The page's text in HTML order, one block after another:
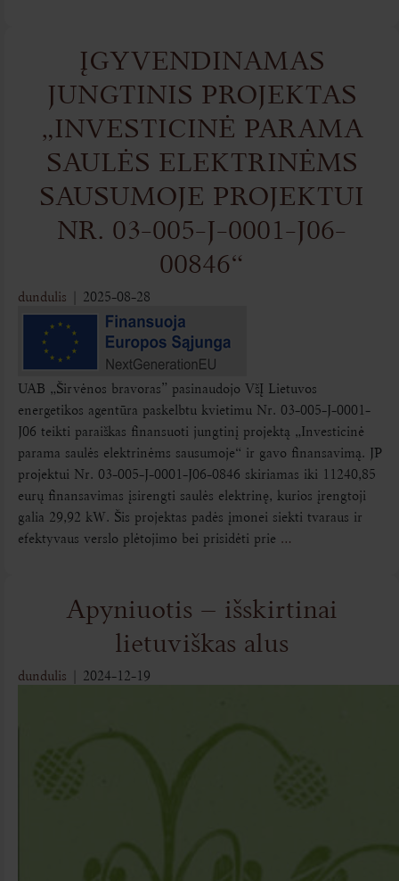
ĮGYVENDINAMAS
JUNGTINIS PROJEKTAS
„INVESTICINĖ PARAMA
SAULĖS ELEKTRINĖMS
SAUSUMOJE PROJEKTUI
NR. 03-005-J-0001-J06-
00846“
dundulis 2025-08-28
UAB „Širvėnos bravoras” pasinaudojo VšĮ Lietuvos
energetikos agentūra paskelbtu kvietimu Nr. 03-005-J-0001-
J06 teikti paraiškas finansuoti jungtinį projektą „Investicinė
parama saulės elektrinėms sausumoje“ ir gavo finansavimą. JP
projektui Nr. 03-005-J-0001-J06-0846 skiriamas iki 11240,85
eurų finansavimas įsirengti saulės elektrinę, kurios įrengtoji
galia 29,92 kW. Šis projektas padės įmonei siekti tvaraus ir
efektyvaus verslo plėtojimo bei prisidėti prie …
Apyniuotis – išskirtinai
lietuviškas alus
dundulis 2024-12-19